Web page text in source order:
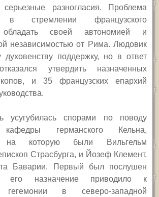
серьезные разногласия. Проблема
в стремлении французского
обладать своей автономией и
независимостью от Рима. Людовик
духовенству поддержку, но в ответ
утвердить назначенных
и 35 французских епархий
усугубилась спорами по поводу
кафедры германского Кельна,
на которую были Вильгельм
Страсбурга, и Йозеф Клемент,
Баварии. Первый был послушен
его назначение приводило к
гегемонии в северо-западной